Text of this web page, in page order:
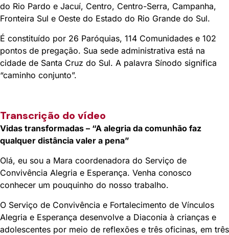
do Rio Pardo e Jacuí, Centro, Centro-Serra, Campanha,
Fronteira Sul e Oeste do Estado do Rio Grande do Sul.
É constituído por 26 Paróquias, 114 Comunidades e 102
pontos de pregação. Sua sede administrativa está na
cidade de Santa Cruz do Sul. A palavra Sínodo significa
“caminho conjunto”.
Transcrição do vídeo
Vidas transformadas – “A alegria da comunhão faz
qualquer distância valer a pena”
Olá, eu sou a Mara coordenadora do Serviço de
Convivência Alegria e Esperança. Venha conosco
conhecer um pouquinho do nosso trabalho.
O Serviço de Convivência e Fortalecimento de Vínculos
Alegria e Esperança desenvolve a Diaconia à crianças e
adolescentes por meio de reflexões e três oficinas, em três